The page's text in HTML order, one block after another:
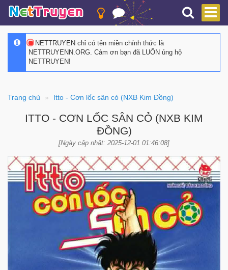
NETTRUYEN chỉ có tên miền chính thức là
NETTRUYENN.ORG. Cảm ơn bạn đã LUÔN ủng hộ
NETTRUYEN!
Trang chủ Itto - Cơn lốc sân cỏ (NXB Kim Đồng)
ITTO - CƠN LỐC SÂN CỎ (NXB KIM
ĐỒNG)
[Ngày cập nhật: 2025-12-01 01:46:08]